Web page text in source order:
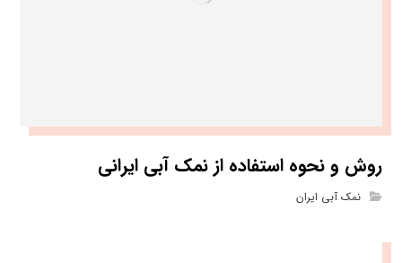
روش و نحوه استفاده از نمک آبی ایرانی
نمک آبی ایران